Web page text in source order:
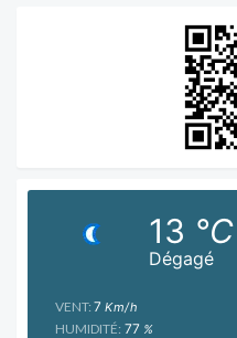
Dégagé
13 °C
VENT: 7 Km/h
HUMIDITÉ: 77 %